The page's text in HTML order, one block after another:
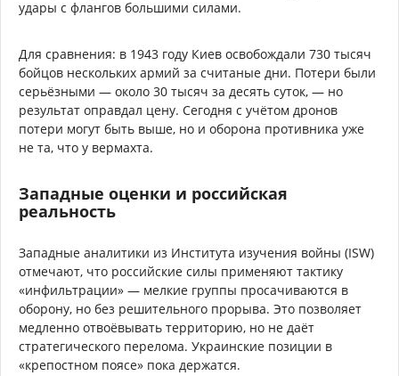
удары с флангов большими силами.
Для сравнения: в 1943 году Киев освобождали 730 тысяч
бойцов нескольких армий за считаные дни. Потери были
серьёзными — около 30 тысяч за десять суток, — но
результат оправдал цену. Сегодня с учётом дронов
потери могут быть выше, но и оборона противника уже
не та, что у вермахта.
Западные оценки и российская
реальность
Западные аналитики из Института изучения войны (ISW)
отмечают, что российские силы применяют тактику
«инфильтрации» — мелкие группы просачиваются в
оборону, но без решительного прорыва. Это позволяет
медленно отвоёвывать территорию, но не даёт
стратегического перелома. Украинские позиции в
«крепостном поясе» пока держатся.